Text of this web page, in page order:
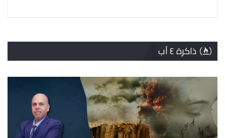
ذاكرة ٤ آب